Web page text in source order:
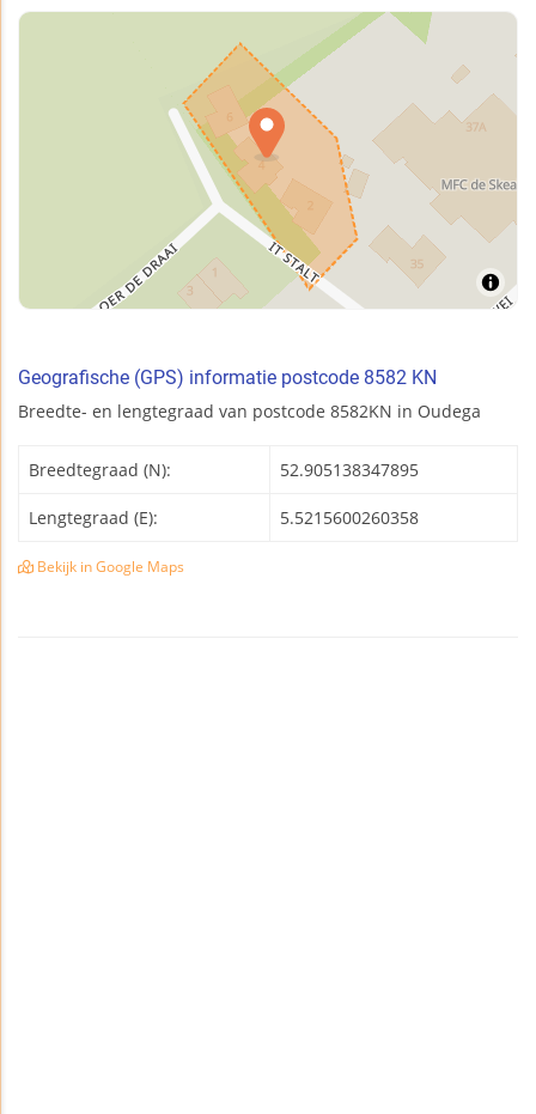
Geografische (GPS) informatie postcode 8582 KN
Breedte- en lengtegraad van postcode 8582KN in Oudega
Breedtegraad (N): 52.905138347895
Lengtegraad (E): 5.5215600260358
Bekijk in Google Maps